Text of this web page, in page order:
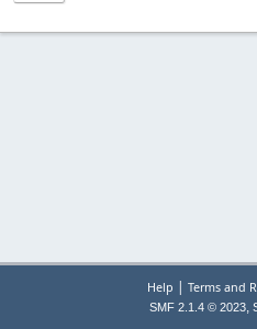
Help | Terms and
SMF 2.1.4 © 2023,